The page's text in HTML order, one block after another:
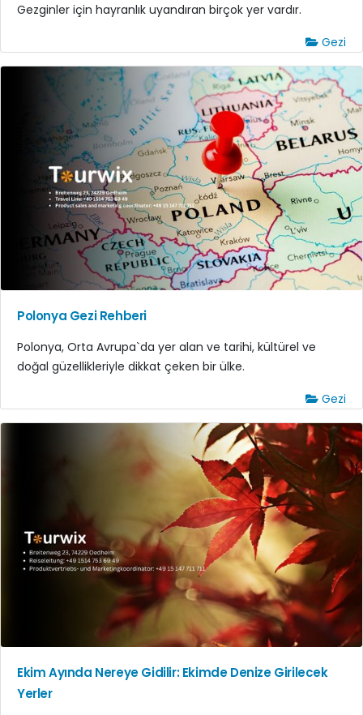
Gezginler için hayranlık uyandıran birçok yer vardır.
Gezi
Polonya Gezi Rehberi
Polonya, Orta Avrupa`da yer alan ve tarihi, kültürel ve
doğal güzellikleriyle dikkat çeken bir ülke.
Gezi
Ekim Ayında Nereye Gidilir: Ekimde Denize Girilecek
Yerler